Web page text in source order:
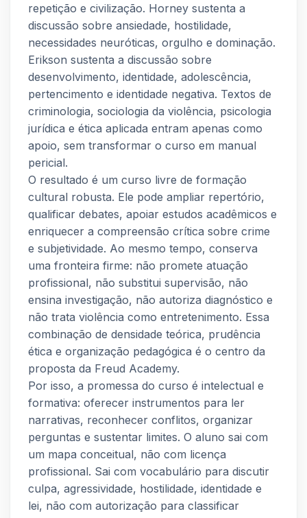
repetição e civilização. Horney sustenta a
discussão sobre ansiedade, hostilidade,
necessidades neuróticas, orgulho e dominação.
Erikson sustenta a discussão sobre
desenvolvimento, identidade, adolescência,
pertencimento e identidade negativa. Textos de
criminologia, sociologia da violência, psicologia
jurídica e ética aplicada entram apenas como
apoio, sem transformar o curso em manual
pericial.
O resultado é um curso livre de formação
cultural robusta. Ele pode ampliar repertório,
qualificar debates, apoiar estudos acadêmicos e
enriquecer a compreensão crítica sobre crime
e subjetividade. Ao mesmo tempo, conserva
uma fronteira firme: não promete atuação
profissional, não substitui supervisão, não
ensina investigação, não autoriza diagnóstico e
não trata violência como entretenimento. Essa
combinação de densidade teórica, prudência
ética e organização pedagógica é o centro da
proposta da Freud Academy.
Por isso, a promessa do curso é intelectual e
formativa: oferecer instrumentos para ler
narrativas, reconhecer conflitos, organizar
perguntas e sustentar limites. O aluno sai com
um mapa conceitual, não com licença
profissional. Sai com vocabulário para discutir
culpa, agressividade, hostilidade, identidade e
lei, não com autorização para classificar